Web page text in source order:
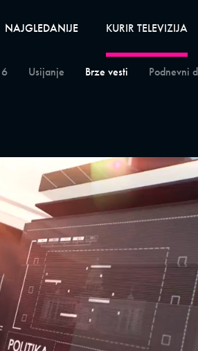
NAJGLEDANIJE KURIR TELEVIZIJA
Usijanje Brze vesti Podnevni